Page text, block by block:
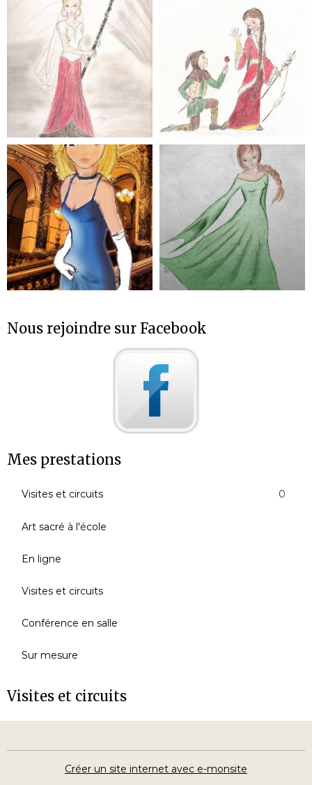
Nous rejoindre sur Facebook
Mes prestations
Visites et circuits 0
Art sacré à l'école
En ligne
Visites et circuits
Conférence en salle
Sur mesure
Visites et circuits
Créer un site internet avec e-monsite